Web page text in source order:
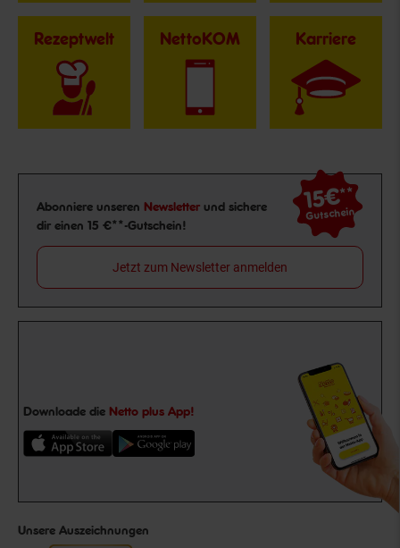
Rezeptwelt NettoKOM Karriere
Newsletter Anmeldung
Abonniere unseren Newsletter und sichere
dir einen 15 €**-Gutschein!
15€**
Gutschein
Jetzt zum Newsletter anmelden
Downloade die Netto plus App!
Unsere Auszeichnungen